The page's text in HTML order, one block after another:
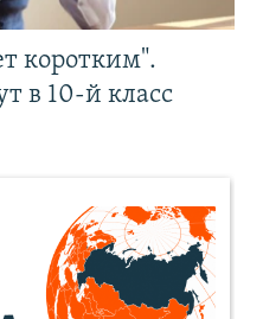
коротким".
в 10-й класс